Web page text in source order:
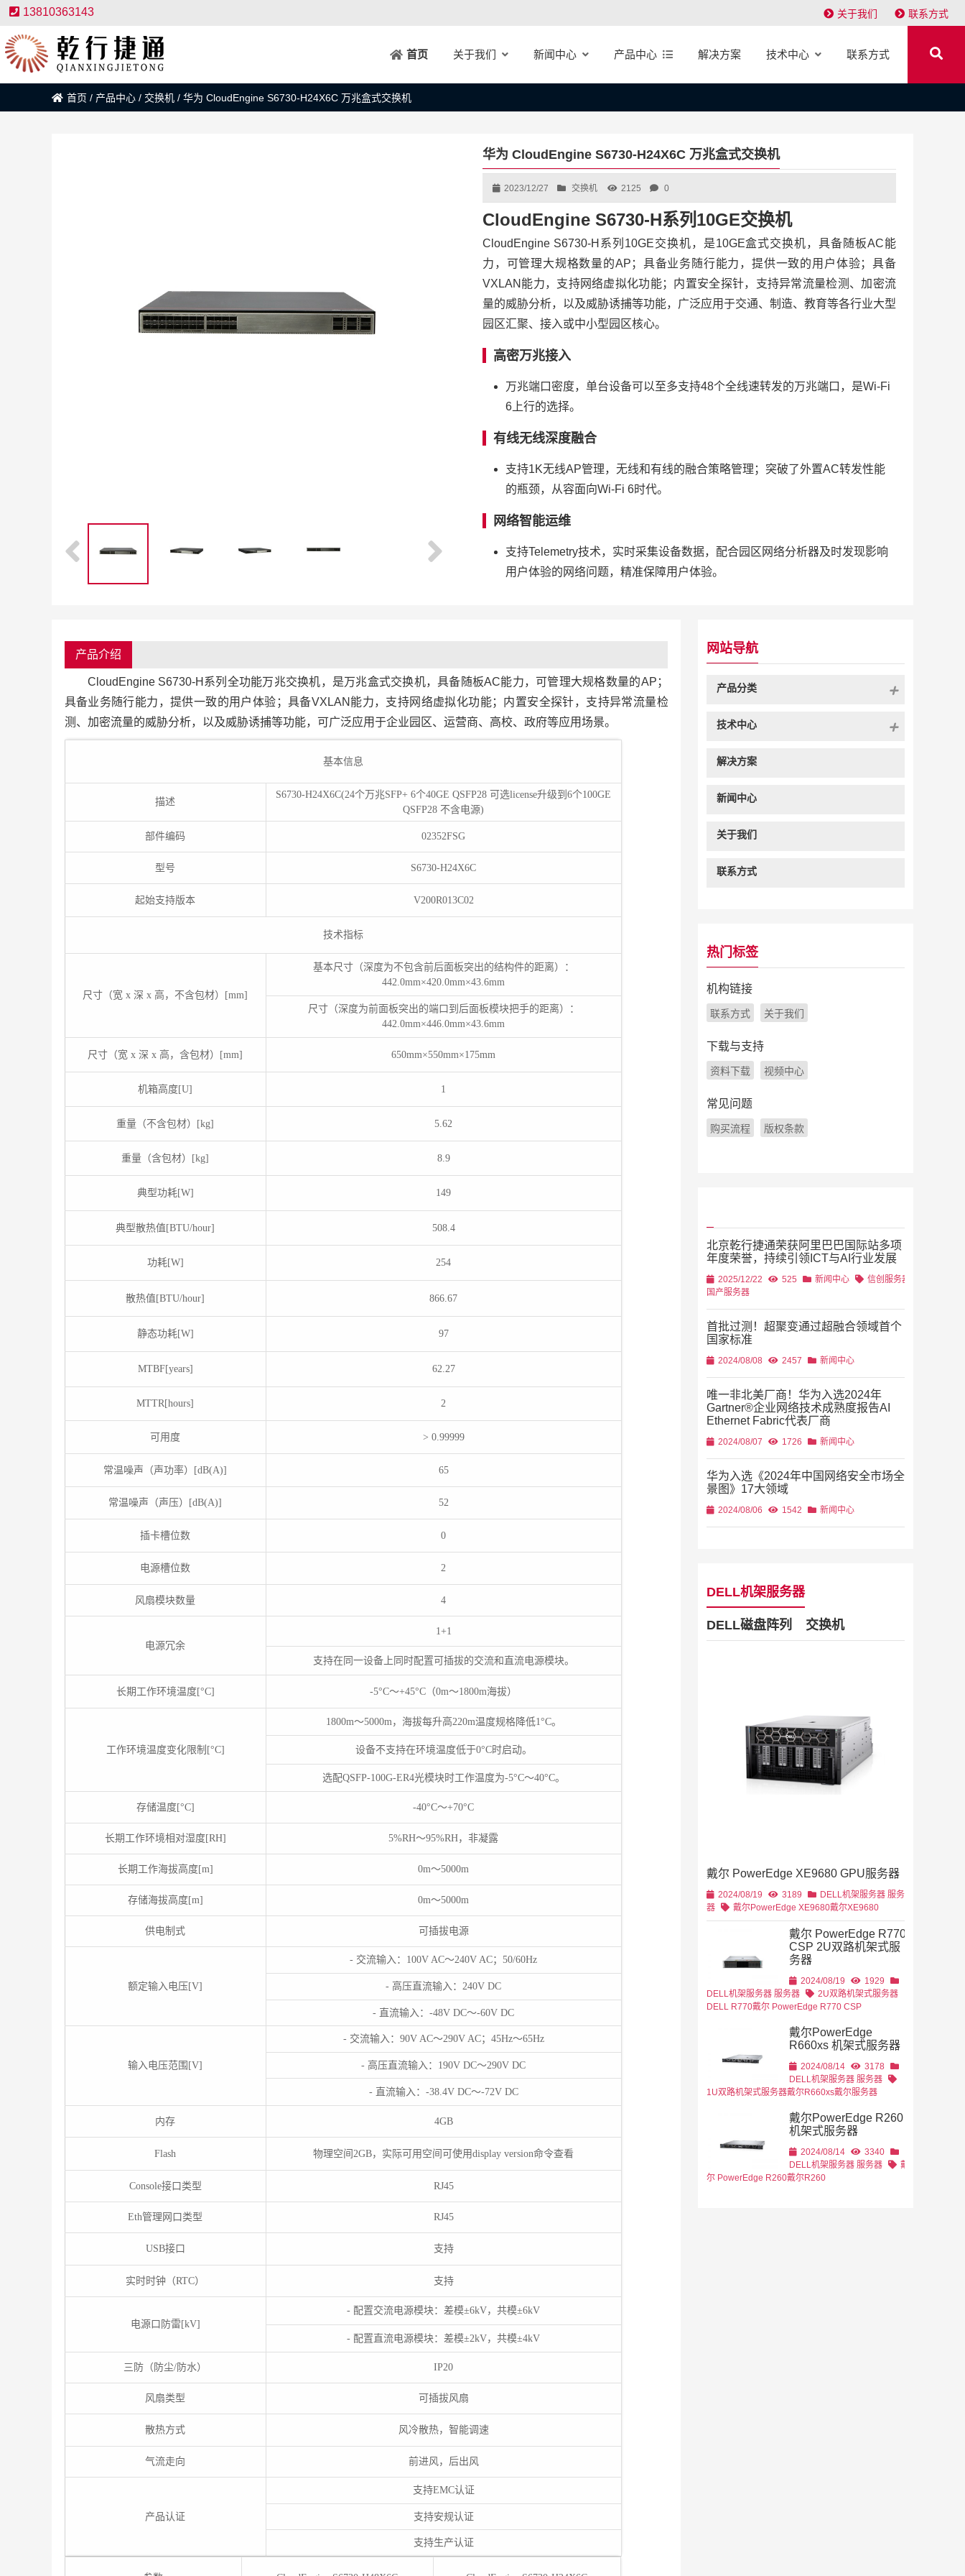
13810363143 关于我们 联系方式
首页 关于我们 新闻中心 产品中心 解决方案 技术中心 联系方式
首页 / 产品中心 / 交换机 / 华为 CloudEngine S6730-H24X6C 万兆盒式交换机
华为 CloudEngine S6730-H24X6C 万兆盒式交换机
2023/12/27 交换机 2125 0
CloudEngine S6730-H系列10GE交换机
CloudEngine S6730-H系列10GE交换机，是10GE盒式交换机，具备随板AC能
力，可管理大规格数量的AP；具备业务随行能力，提供一致的用户体验；具备
VXLAN能力，支持网络虚拟化功能；内置安全探针，支持异常流量检测、加密流
量的威胁分析，以及威胁诱捕等功能，广泛应用于交通、制造、教育等各行业大型
园区汇聚、接入或中小型园区核心。
高密万兆接入
万兆端口密度，单台设备可以至多支持48个全线速转发的万兆端口，是Wi-Fi
6上行的选择。
有线无线深度融合
支持1K无线AP管理，无线和有线的融合策略管理；突破了外置AC转发性能
的瓶颈，从容面向Wi-Fi 6时代。
网络智能运维
支持Telemetry技术，实时采集设备数据，配合园区网络分析器及时发现影响
用户体验的网络问题，精准保障用户体验。
产品介绍
CloudEngine S6730-H系列全功能万兆交换机，是万兆盒式交换机，具备随板AC能力，可管理大规格数量的AP；
具备业务随行能力，提供一致的用户体验；具备VXLAN能力，支持网络虚拟化功能；内置安全探针，支持异常流量检
测、加密流量的威胁分析，以及威胁诱捕等功能，可广泛应用于企业园区、运营商、高校、政府等应用场景。
基本信息
描述
S6730-H24X6C(24个万兆SFP+ 6个40GE QSFP28 可选license升级到6个100GE
QSFP28 不含电源)
部件编码 02352FSG
型号 S6730-H24X6C
起始支持版本 V200R013C02
技术指标
尺寸（宽 x 深 x 高，不含包材）[mm]
基本尺寸（深度为不包含前后面板突出的结构件的距离）：
442.0mm×420.0mm×43.6mm
尺寸（深度为前面板突出的端口到后面板模块把手的距离）：
442.0mm×446.0mm×43.6mm
尺寸（宽 x 深 x 高，含包材）[mm] 650mm×550mm×175mm
机箱高度[U] 1
重量（不含包材）[kg] 5.62
重量（含包材）[kg] 8.9
典型功耗[W] 149
典型散热值[BTU/hour] 508.4
功耗[W] 254
散热值[BTU/hour] 866.67
静态功耗[W] 97
MTBF[years] 62.27
MTTR[hours] 2
可用度 > 0.99999
常温噪声（声功率）[dB(A)] 65
常温噪声（声压）[dB(A)] 52
插卡槽位数 0
电源槽位数 2
风扇模块数量 4
电源冗余
1+1
支持在同一设备上同时配置可插拔的交流和直流电源模块。
长期工作环境温度[°C] -5°C～+45°C（0m～1800m海拔）
工作环境温度变化限制[°C]
1800m～5000m，海拔每升高220m温度规格降低1°C。
设备不支持在环境温度低于0°C时启动。
选配QSFP-100G-ER4光模块时工作温度为-5°C～40°C。
存储温度[°C] -40°C～+70°C
长期工作环境相对湿度[RH] 5%RH～95%RH，非凝露
长期工作海拔高度[m] 0m～5000m
存储海拔高度[m] 0m～5000m
供电制式 可插拔电源
额定输入电压[V]
- 交流输入：100V AC～240V AC；50/60Hz
- 高压直流输入：240V DC
- 直流输入：-48V DC～-60V DC
输入电压范围[V]
- 交流输入：90V AC～290V AC；45Hz～65Hz
- 高压直流输入：190V DC～290V DC
- 直流输入：-38.4V DC～-72V DC
内存 4GB
Flash 物理空间2GB，实际可用空间可使用display version命令查看
Console接口类型 RJ45
Eth管理网口类型 RJ45
USB接口 支持
实时时钟（RTC） 支持
电源口防雷[kV]
- 配置交流电源模块：差模±6kV，共模±6kV
- 配置直流电源模块：差模±2kV，共模±4kV
三防（防尘/防水） IP20
风扇类型 可插拔风扇
散热方式 风冷散热，智能调速
气流走向 前进风，后出风
产品认证
支持EMC认证
支持安规认证
支持生产认证
网站导航
产品分类
技术中心
解决方案
新闻中心
关于我们
联系方式
热门标签
机构链接
联系方式 关于我们
下载与支持
资料下载 视频中心
常见问题
购买流程 版权条款
北京乾行捷通荣获阿里巴巴国际站多项
年度荣誉，持续引领ICT与AI行业发展
2025/12/22 525 新闻中心
信创服务器
国产服务器
首批过测！超聚变通过超融合领域首个
国家标准
2024/08/08 2457 新闻中心
唯一非北美厂商！华为入选2024年
Gartner®企业网络技术成熟度报告AI
Ethernet Fabric代表厂商
2024/08/07 1726 新闻中心
华为入选《2024年中国网络安全市场全
景图》17大领域
2024/08/06 1542 新闻中心
DELL机架服务器
DELL磁盘阵列 交换机
戴尔 PowerEdge XE9680 GPU服务器
2024/08/19 3189 DELL机架服务器 服务
器
戴尔PowerEdge XE9680戴尔XE9680
戴尔 PowerEdge R770
CSP 2U双路机架式服
务器
2024/08/19
1929
DELL机架服务器 服务器
2U双路机架式服务器
DELL R770戴尔 PowerEdge R770 CSP
戴尔PowerEdge
R660xs 机架式服务器
2024/08/14
3178
DELL机架服务器 服务器
1U双路机架式服务器戴尔R660xs戴尔服务器
戴尔PowerEdge R260
机架式服务器
2024/08/14
3340
DELL机架服务器 服务器
戴
尔 PowerEdge R260戴尔R260